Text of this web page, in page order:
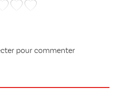
pour commenter